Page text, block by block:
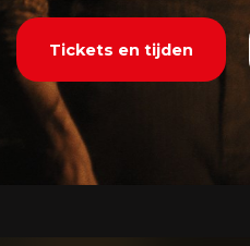
Tickets en tijden